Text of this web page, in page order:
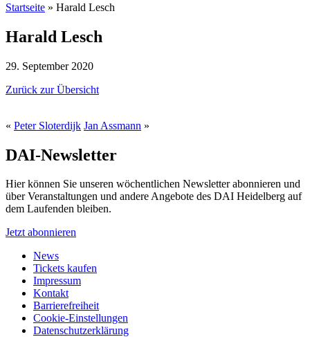
Startseite » Harald Lesch
Harald Lesch
29. September 2020
Zurück zur Übersicht
« Peter Sloterdijk Jan Assmann »
DAI-Newsletter
Hier können Sie unseren wöchentlichen Newsletter abonnieren und
über Veranstaltungen und andere Angebote des DAI Heidelberg auf
dem Laufenden bleiben.
Jetzt abonnieren
News
Tickets kaufen
Impressum
Kontakt
Barrierefreiheit
Cookie-Einstellungen
Datenschutzerklärung